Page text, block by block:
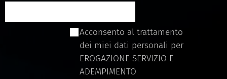
Acconsento al trattamento
dei miei dati personali per
EROGAZIONE SERVIZIO E
ADEMPIMENTO